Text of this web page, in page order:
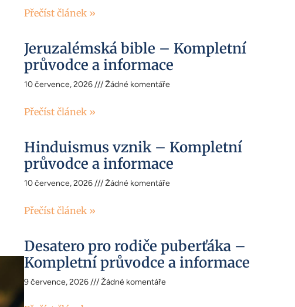
Přečíst článek »
Jeruzalémská bible – Kompletní
průvodce a informace
10 července, 2026 Žádné komentáře
Přečíst článek »
Hinduismus vznik – Kompletní
průvodce a informace
10 července, 2026 Žádné komentáře
Přečíst článek »
Desatero pro rodiče puberťáka –
Kompletní průvodce a informace
9 července, 2026 Žádné komentáře